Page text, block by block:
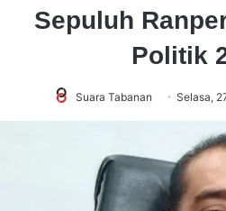
Sepuluh
Politik
Suara Tabanan Selasa,